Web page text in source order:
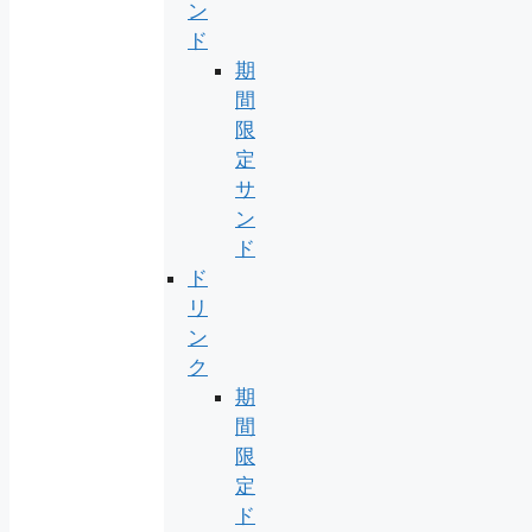
ン
ド
期
間
限
定
サ
ン
ド
ド
リ
ン
ク
期
間
限
定
ド